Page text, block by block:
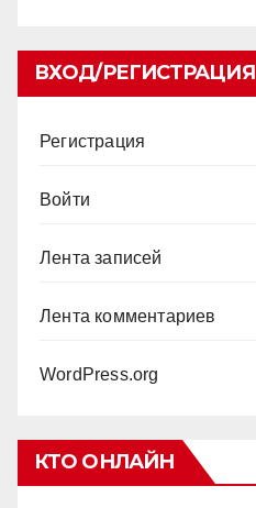
ВХОД/РЕГИСТРАЦИЯ
Регистрация
Войти
Лента записей
Лента комментариев
WordPress.org
КТО ОНЛАЙН